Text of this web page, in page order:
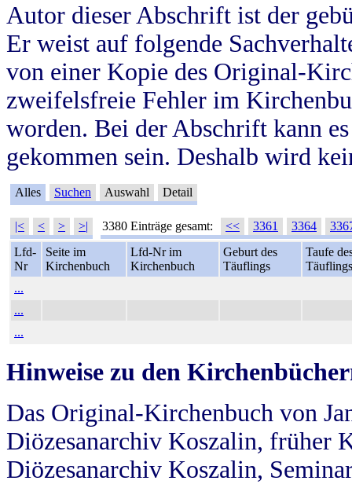
Autor dieser Abschrift ist der
Er weist auf folgende
von einer Kopie des Original-
zweifelsfreie Fehler im
worden. Bei der Abschrift kann
gekommen sein. Deshalb wird
Alles Suchen Auswahl Detail
|< < > >| 3380 Einträge gesamt: << 3361 3364
Lfd-
Nr
Seite im
Kirchenbuch
Lfd-Nr im
Kirchenbuch
Geburt des
Täuflings
Taufe
Täuflings
...
...
...
Hinweise zu den
Das Original-Kirchenbuch von
Diözesanarchiv Koszalin, früher
Diözesanarchiv Koszalin,